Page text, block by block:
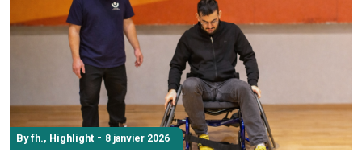
By fh., Highlight - 8 janvier 2026